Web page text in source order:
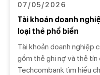
07/05/2026
Tài khoản doanh
loại thẻ phổ biến
Tài khoản doanh nghiệp
gồm thẻ ghi nợ và thẻ tín
Techcombank tìm hiểu